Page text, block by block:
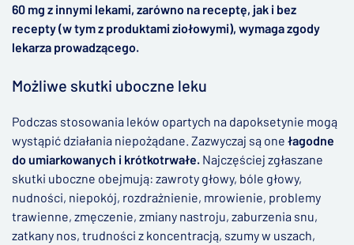
60 mg z innymi lekami, zarówno na receptę, jak i bez
recepty (w tym z produktami ziołowymi), wymaga zgody
lekarza prowadzącego.
Możliwe skutki uboczne leku
Podczas stosowania leków opartych na dapoksetynie mogą
wystąpić działania niepożądane. Zazwyczaj są one łagodne
do umiarkowanych i krótkotrwałe. Najczęściej zgłaszane
skutki uboczne obejmują: zawroty głowy, bóle głowy,
nudności, niepokój, rozdrażnienie, mrowienie, problemy
trawienne, zmęczenie, zmiany nastroju, zaburzenia snu,
zatkany nos, trudności z koncentracją, szumy w uszach,